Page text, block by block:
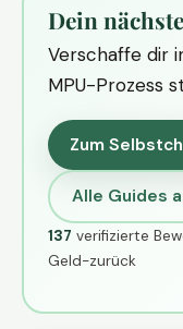
Dein
Verschaffe dir
MPU-Prozess
Zum
Alle Guides
137 verifizierte
Geld-zurück